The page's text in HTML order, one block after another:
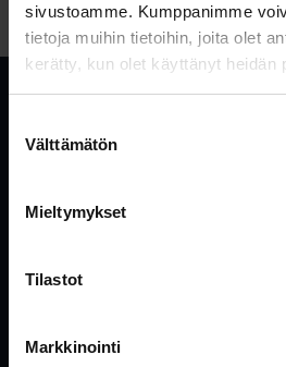
sivustoamme. Kumppanimme
tietoja muihin tietoihin, joita olet
kerätty, kun olet käyttänyt heidän
valinta
Välttämätön
Mieltymykset
Tilastot
Markkinointi